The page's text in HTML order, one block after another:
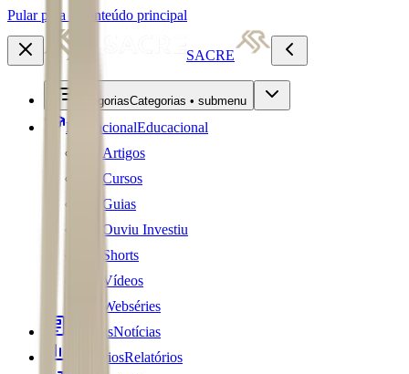
Pular para o conteúdo principal
SACRE
CategoriasCategorias • submenu
EducacionalEducacional
Artigos
Cursos
Guias
Ouviu Investiu
Shorts
Vídeos
Webséries
NotíciasNotícias
RelatóriosRelatórios